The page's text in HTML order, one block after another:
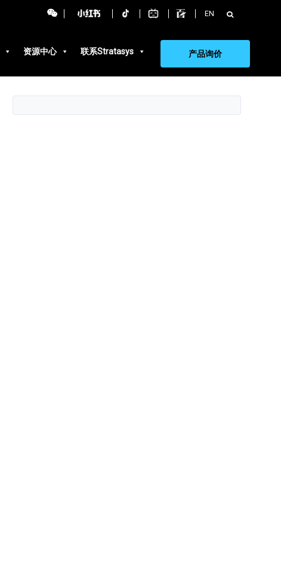
EN 搜
索：
资源中心 联系Stratasys 产品询价